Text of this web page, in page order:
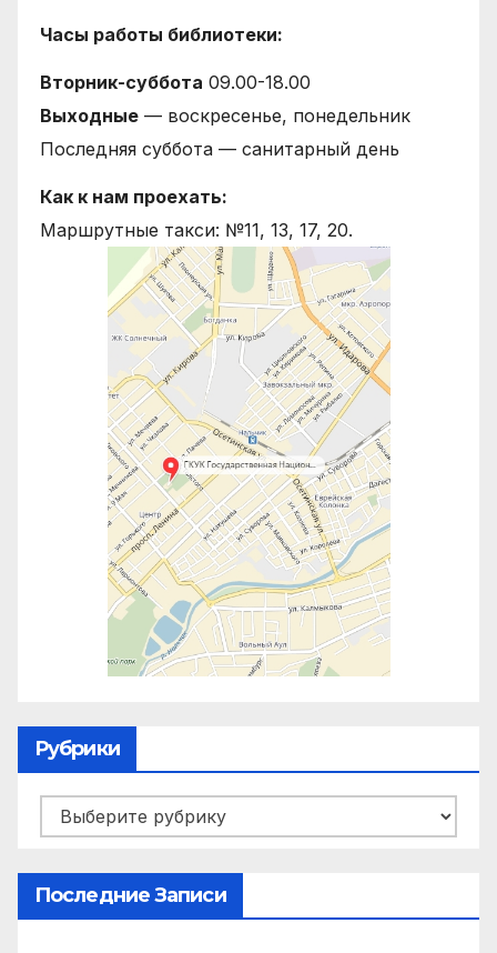
Часы работы библиотеки:
Вторник-суббота 09.00-18.00
Выходные — воскресенье, понедельник
Последняя суббота — санитарный день
Как к нам проехать:
Маршрутные такси: №11, 13, 17, 20.
Рубрики
Рубрики
Последние Записи